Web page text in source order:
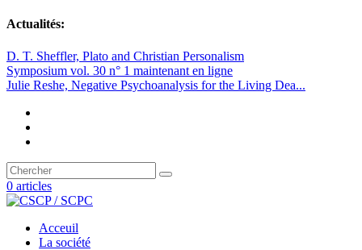
Actualités:
D. T. Sheffler, Plato and Christian Personalism
Symposium vol. 30 n° 1 maintenant en ligne
Julie Reshe, Negative Psychoanalysis for the Living Dea...
0 articles
Acceuil
La société